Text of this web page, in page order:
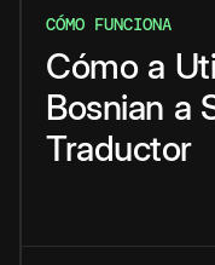
CÓMO FUNCIONA
Cómo a
Bosnian a
Traductor